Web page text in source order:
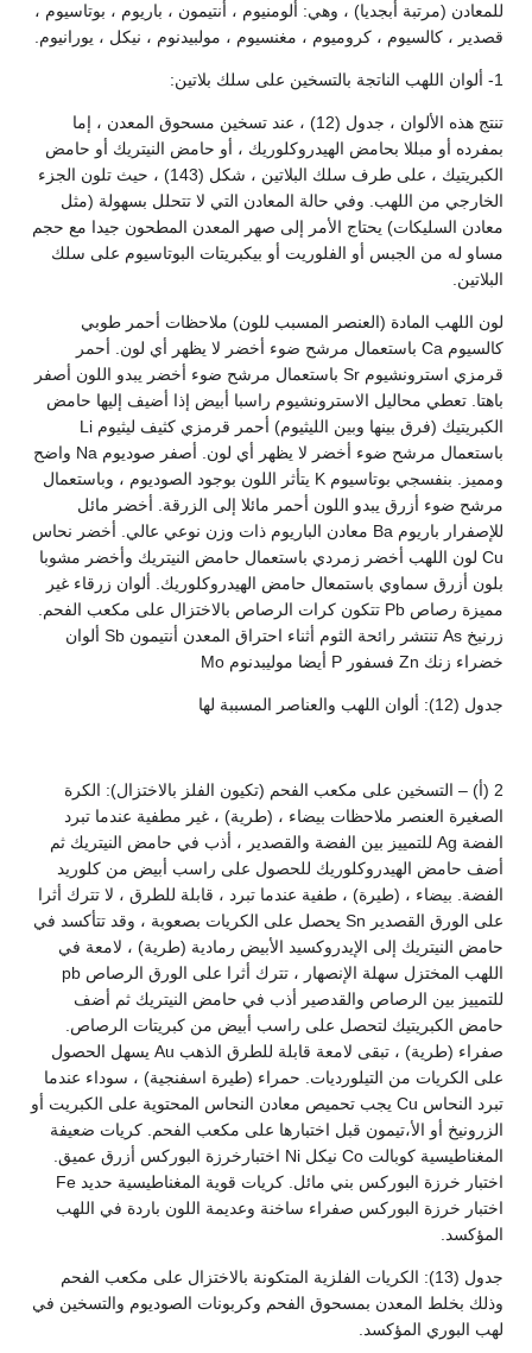
للمعادن (مرتبة أبجديا) ، وهي: ألومنيوم ، أنتيمون ، باريوم ، بوتاسيوم ،
قصدير ، كالسيوم ، كروميوم ، مغنسيوم ، مولبيدنوم ، نيكل ، يورانيوم.
1- ألوان اللهب الناتجة بالتسخين على سلك بلاتين:
تنتج هذه الألوان ، جدول (12) ، عند تسخين مسحوق المعدن ، إما
بمفرده أو مبللا بحامض الهيدروكلوريك ، أو حامض النيتريك أو حامض
الكبريتيك ، على طرف سلك البلاتين ، شكل (143) ، حيث تلون الجزء
الخارجي من اللهب. وفي حالة المعادن التي لا تتحلل بسهولة (مثل
معادن السليكات) يحتاج الأمر إلى صهر المعدن المطحون جيدا مع حجم
مساو له من الجبس أو الفلوريت أو بيكبريتات البوتاسيوم على سلك
البلاتين.
لون اللهب المادة (العنصر المسبب للون) ملاحظات أحمر طوبي
كالسيوم Ca باستعمال مرشح ضوء أخضر لا يظهر أي لون. أحمر
قرمزي استرونشيوم Sr باستعمال مرشح ضوء أخضر يبدو اللون أصفر
باهتا. تعطي محاليل الاسترونشيوم راسبا أبيض إذا أضيف إليها حامض
الكبريتيك (فرق بينها وبين الليثيوم) أحمر قرمزي كثيف ليثيوم Li
باستعمال مرشح ضوء أخضر لا يظهر أي لون. أصفر صوديوم Na واضح
ومميز. بنفسجي بوتاسيوم K يتأثر اللون بوجود الصوديوم ، وباستعمال
مرشح ضوء أزرق يبدو اللون أحمر مائلا إلى الزرقة. أخضر مائل
للإصفرار باريوم Ba معادن الباريوم ذات وزن نوعي عالي. أخضر نحاس
Cu لون اللهب أخضر زمردي باستعمال حامض النيتريك وأخضر مشوبا
بلون أزرق سماوي باستمعال حامض الهيدروكلوريك. ألوان زرقاء غير
مميزة رصاص Pb تتكون كرات الرصاص بالاختزال على مكعب الفحم.
زرنيخ As تنتشر رائحة الثوم أثناء احتراق المعدن أنتيمون Sb ألوان
خضراء زنك Zn فسفور P أيضا موليبدنوم Mo
جدول (12): ألوان اللهب والعناصر المسببة لها
2 (أ) – التسخين على مكعب الفحم (تكيون الفلز بالاختزال): الكرة
الصغيرة العنصر ملاحظات بيضاء ، (طرية) ، غير مطفية عندما تبرد
الفضة Ag للتمييز بين الفضة والقصدير ، أذب في حامض النيتريك ثم
أضف حامض الهيدروكلوريك للحصول على راسب أبيض من كلوريد
الفضة. بيضاء ، (طيرة) ، طفية عندما تبرد ، قابلة للطرق ، لا تترك أثرا
على الورق القصدير Sn يحصل على الكريات بصعوبة ، وقد تتأكسد في
حامض النيتريك إلى الإيدروكسيد الأبيض رمادية (طرية) ، لامعة في
اللهب المختزل سهلة الإنصهار ، تترك أثرا على الورق الرصاص pb
للتمييز بين الرصاص والقدصير أذب في حامض النيتريك ثم أضف
حامض الكبريتيك لتحصل على راسب أبيض من كبريتات الرصاص.
صفراء (طرية) ، تبقى لامعة قابلة للطرق الذهب Au يسهل الحصول
على الكريات من التيلورديات. حمراء (طيرة اسفنجية) ، سوداء عندما
تبرد النحاس Cu يجب تحميص معادن النحاس المحتوية على الكبريت أو
الزرونيخ أو الأ،تيمون قبل اختبارها على مكعب الفحم. كريات ضعيفة
المغناطيسية كوبالت Co نيكل Ni اختبارخرزة البوركس أزرق عميق.
اختبار خرزة البوركس بني مائل. كريات قوية المغناطيسية حديد Fe
اختبار خرزة البوركس صفراء ساخنة وعديمة اللون باردة في اللهب
المؤكسد.
جدول (13): الكريات الفلزية المتكونة بالاختزال على مكعب الفحم
وذلك بخلط المعدن بمسحوق الفحم وكربونات الصوديوم والتسخين في
لهب البوري المؤكسد.